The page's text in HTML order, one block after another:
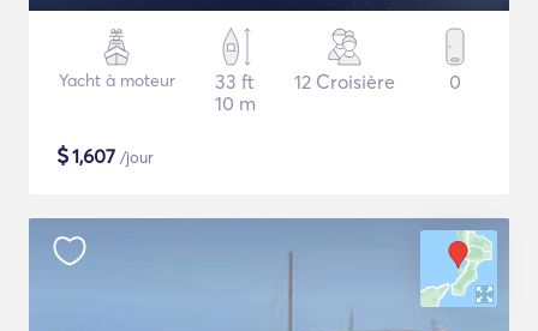
Yacht à moteur
33 ft
10 m
12 Croisière 0
$1,607 /jour